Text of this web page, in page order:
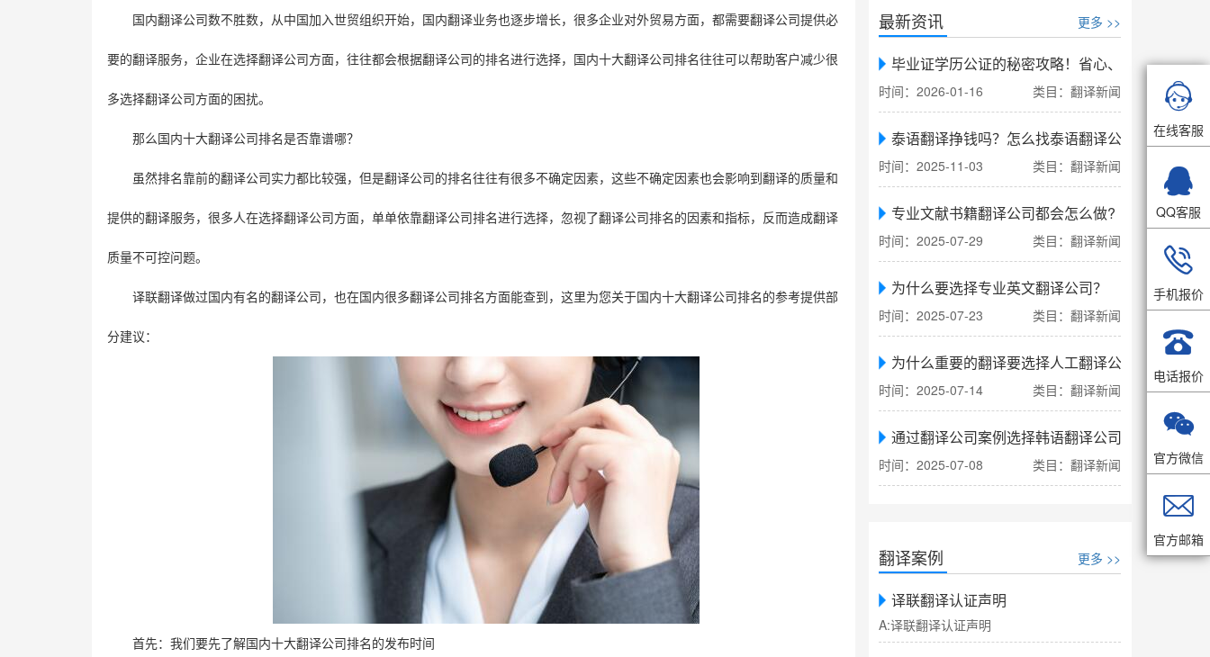
国内翻译公司数不胜数，从中国加入世贸组织开始，国内翻译业务也逐步增长，很多企业对外贸易方面，都需要翻译公司提供必
要的翻译服务，企业在选择翻译公司方面，往往都会根据翻译公司的排名进行选择，国内十大翻译公司排名往往可以帮助客户减少很
多选择翻译公司方面的困扰。
那么国内十大翻译公司排名是否靠谱哪？
虽然排名靠前的翻译公司实力都比较强，但是翻译公司的排名往往有很多不确定因素，这些不确定因素也会影响到翻译的质量和
提供的翻译服务，很多人在选择翻译公司方面，单单依靠翻译公司排名进行选择，忽视了翻译公司排名的因素和指标，反而造成翻译
质量不可控问题。
译联翻译做过国内有名的翻译公司，也在国内很多翻译公司排名方面能查到，这里为您关于国内十大翻译公司排名的参考提供部
分建议：
首先：我们要先了解国内十大翻译公司排名的发布时间
最新资讯 更多 >>
毕业证学历公证的秘密攻略！省心、省力、省时
时间：2026-01-16 类目：翻译新闻
泰语翻译挣钱吗？怎么找泰语翻译公司翻译
时间：2025-11-03 类目：翻译新闻
专业文献书籍翻译公司都会怎么做?
时间：2025-07-29 类目：翻译新闻
为什么要选择专业英文翻译公司？
时间：2025-07-23 类目：翻译新闻
为什么重要的翻译要选择人工翻译公司
时间：2025-07-14 类目：翻译新闻
通过翻译公司案例选择韩语翻译公司
时间：2025-07-08 类目：翻译新闻
翻译案例 更多 >>
译联翻译认证声明
A:译联翻译认证声明

在线客服

QQ客服

手机报价

电话报价

官方微信

官方邮箱